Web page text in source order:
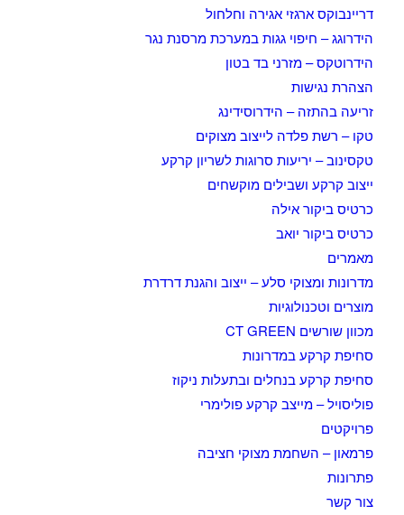
דריינבוקס ארגזי אגירה וחלחול
הידרוגג – חיפוי גגות במערכת מרסנת נגר
הידרוטקס – מזרני בד בטון
הצהרת נגישות
זריעה בהתזה – הידרוסידינג
טקו – רשת פלדה לייצוב מצוקים
טקסינוב – יריעות סרוגות לשריון קרקע
ייצוב קרקע ושבילים מוקשחים
כרטיס ביקור אילה
כרטיס ביקור יואב
מאמרים
מדרונות ומצוקי סלע – ייצוב והגנת דרדרת
מוצרים וטכנולוגיות
מכוון שורשים CT GREEN
סחיפת קרקע במדרונות
סחיפת קרקע בנחלים ובתעלות ניקוז
פוליסויל – מייצב קרקע פולימרי
פרויקטים
פרמאון – השחמת מצוקי חציבה
פתרונות
צור קשר